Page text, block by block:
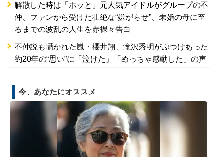
解散した時は「ホッと」元人気アイドルがグループの不
仲、ファンから受けた壮絶な“嫌がらせ”、未婚の母に至
るまでの波乱の人生を赤裸々告白
不仲説も囁かれた嵐・櫻井翔、滝沢秀明がぶつけあった
約20年の“思い”に「泣けた」「めっちゃ感動した」の声
今、あなたにオススメ